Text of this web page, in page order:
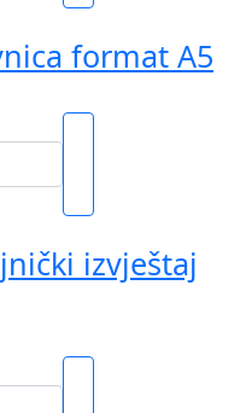
format A5
izvještaj